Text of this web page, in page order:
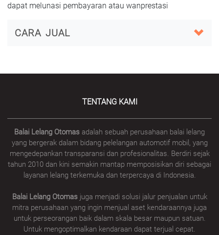
dapat melunasi pembayaran atau wanprestasi
CARA JUAL
TENTANG KAMI
Balai Lelang Otomas adalah sebuah perusahaan balai lelang
yang bergerak dalam bidang pelelangan automotif mobil, yang
mengedepankan transparansi dan profesionalitas. Berdiri sejak
tahun 2010 dan kini semakin mantap memposisikan diri sebagai
layanan lelang terkemuka dan terpercaya di Indonesia.
Balai Lelang Otomasjuga menjadi solusi jalur penjualan untuk
mitra perusahaan yang ingin menjual aset kendaraannya juga
untuk perseorangan baik dalam skala besar maupun satuan.
Untuk mengoptimalkan kendaraan dapat terjual cepat.